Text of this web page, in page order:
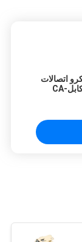
ميكرو اتصالات